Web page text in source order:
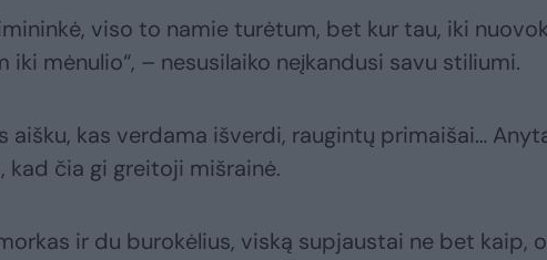
viso to namie turėtum, bet kur tau, iki
mėnulio“, – nesusilaiko neįkandusi savu stiliumi.
aišku, kas verdama išverdi, raugintų primaišai…
kad čia gi greitoji mišrainė.
ir du burokėlius, viską supjaustai ne bet kaip, o